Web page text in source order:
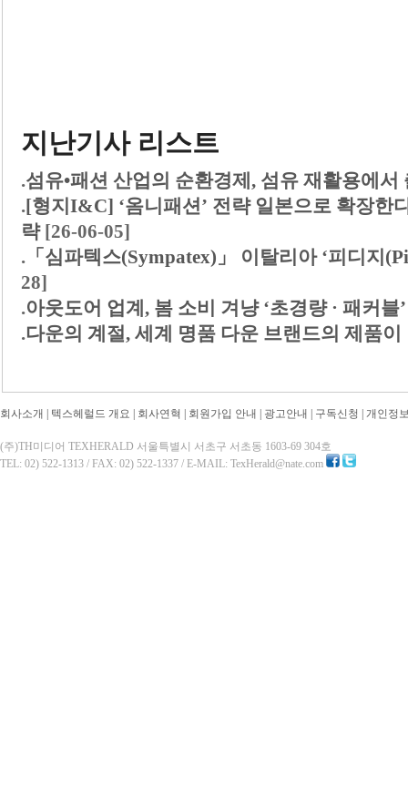
지난기사 리스트
.섬유•패션 산업의 순환경제, 섬유 재활용에
.[형지I&C] ‘옴니패션’ 전략 일본으로 확장한
략 [26-06-05]
. 「심파텍스(Sympatex)」 이탈리아 ‘피디지
28]
.아웃도어 업계, 봄 소비 겨냥 ‘초경량 · 패커
.다운의 계절, 세계 명품 다운 브랜드의 제품
회사소개 텍스헤럴드 개요 회사연혁 회원가입 안내 광고안내 구독신청 개인정
(주)TH미디어 TEXHERALD 서울특별시 서초구 서초동 1603-69 304호
TEL: 02) 522-1313 / FAX: 02) 522-1337 / E-MAIL: TexHerald@nate.com